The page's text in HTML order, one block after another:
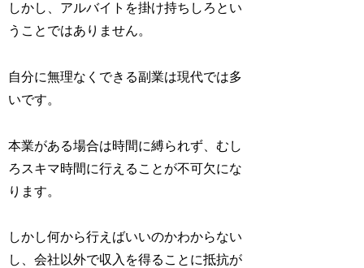
しかし、アルバイトを掛け持ちしろとい
うことではありません。
自分に無理なくできる副業は現代では多
いです。
本業がある場合は時間に縛られず、むし
ろスキマ時間に行えることが不可欠にな
ります。
しかし何から行えばいいのかわからない
し、会社以外で収入を得ることに抵抗が